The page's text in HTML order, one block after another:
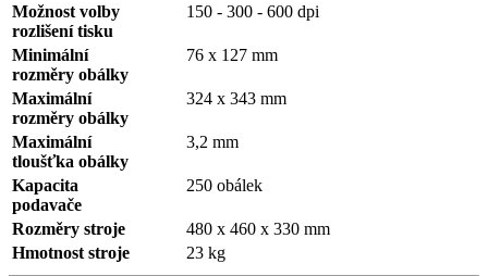
Možnost volby
rozlišení tisku
150 - 300 - 600 dpi
Minimální
rozměry obálky
76 x 127 mm
Maximální
rozměry obálky
324 x 343 mm
Maximální
tloušťka obálky
3,2 mm
Kapacita
podavače
250 obálek
Rozměry stroje
480 x 460 x 330 mm
Hmotnost stroje
23 kg